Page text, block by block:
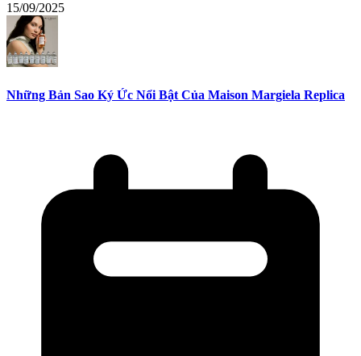
15/09/2025
Những Bản Sao Ký Ức Nổi Bật Của Maison Margiela Replica